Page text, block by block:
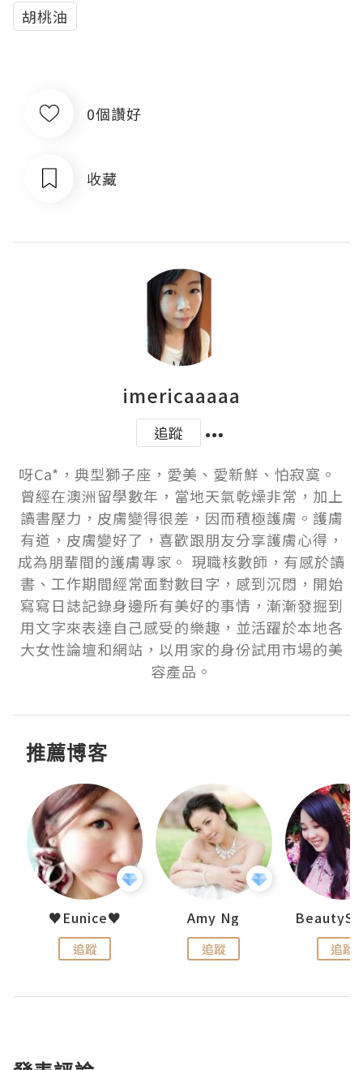
胡桃油
0個讚好
收藏
imericaaaaa
追蹤
呀Ca*，典型獅子座，愛美、愛新鮮、怕寂寞。
曾經在澳洲留學數年，當地天氣乾燥非常，加上
讀書壓力，皮膚變得很差，因而積極護膚。護膚
有道，皮膚變好了，喜歡跟朋友分享護膚心得，
成為朋輩間的護膚專家。 現職核數師，有感於讀
書、工作期間經常面對數目字，感到沉悶，開始
寫寫日誌記錄身邊所有美好的事情，漸漸發掘到
用文字來表達自己感受的樂趣，並活躍於本地各
大女性論壇和網站，以用家的身份試用市場的美
容產品。
推薦博客
♥Eunice♥
追蹤
Amy Ng
追蹤 追蹤